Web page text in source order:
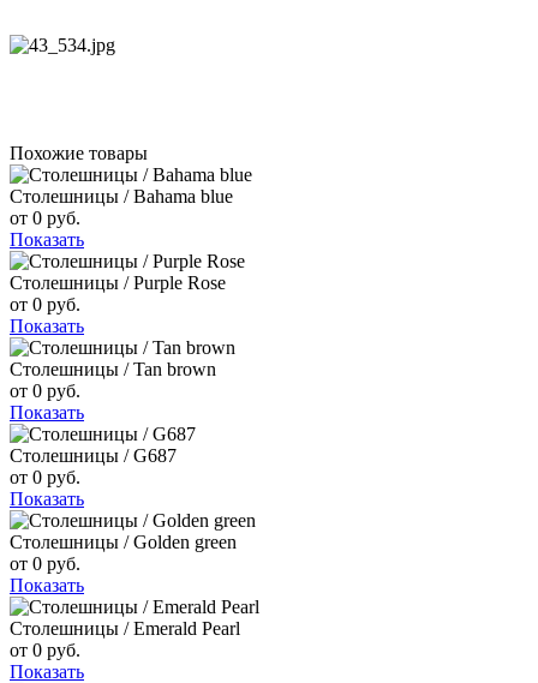
Похожие товары
Столешницы / Bahama blue
от 0 руб.
Показать
Столешницы / Purple Rose
от 0 руб.
Показать
Столешницы / Tan brown
от 0 руб.
Показать
Столешницы / G687
от 0 руб.
Показать
Столешницы / Golden green
от 0 руб.
Показать
Столешницы / Emerald Pearl
от 0 руб.
Показать